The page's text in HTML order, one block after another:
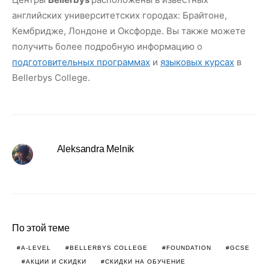
английских университетских городах: Брайтоне,
Кембридже, Лондоне и Оксфорде. Вы также можете
получить более подробную информацию о
подготовительных программах и языковых курсах в
Bellerbys College.
Aleksandra Melnik
По этой теме
A-LEVEL BELLERBYS COLLEGE FOUNDATION GCSE
АКЦИИ И СКИДКИ СКИДКИ НА ОБУЧЕНИЕ